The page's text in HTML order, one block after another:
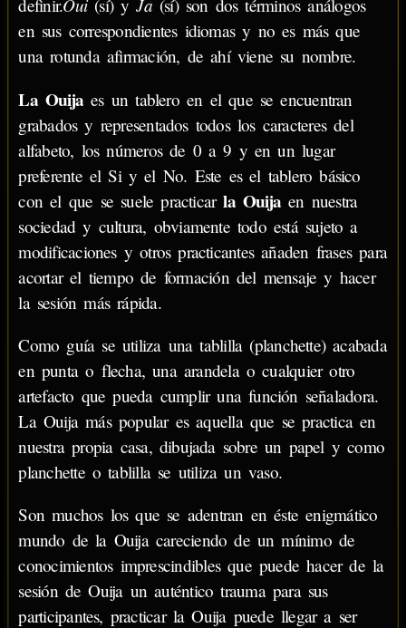
definir.Oui(sí) yJa(sí) son dos términos análogos
en sus correspondientes idiomas y no es más que
una rotunda afirmación, de ahí viene su nombre.
La Ouijaes un tablero en el que se encuentran
grabados y representados todos los caracteres del
alfabeto, los números de 0 a 9 y en un lugar
preferente el Si y el No. Este es el tablero básico
con el que se suele practicarla Ouijaen nuestra
sociedad y cultura, obviamente todo está sujeto a
modificaciones y otros practicantes añaden frases para
acortar el tiempo de formación del mensaje y hacer
la sesión más rápida.
Como guía se utiliza una tablilla (planchette) acabada
en punta o flecha, una arandela o cualquier otro
artefacto que pueda cumplir una función señaladora.
La Ouija más popular es aquella que se practica en
nuestra propia casa, dibujada sobre un papel y como
planchette o tablilla se utiliza un vaso.
Son muchos los que se adentran en éste enigmático
mundo de la Ouija careciendo de un mínimo de
conocimientos imprescindibles que puede hacer de la
sesión de Ouija un auténtico trauma para sus
participantes, practicar la Ouija puede llegar a ser